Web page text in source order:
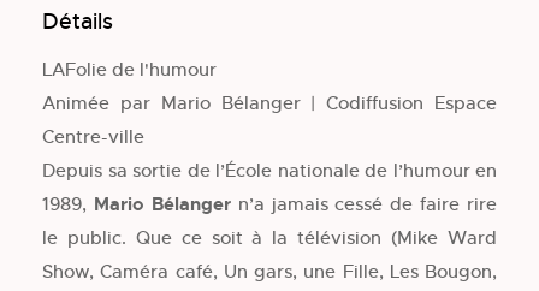
Détails
LAFolie de l'humour
Animée par Mario Bélanger | Codiffusion Espace
Centre-ville
Depuis sa sortie de l’École nationale de l’humour en
1989, Mario Bélangern’a jamais cessé de faire rire
le public. Que ce soit à la télévision (Mike Ward
Show, Caméra café, Un gars, une Fille, Les Bougon,